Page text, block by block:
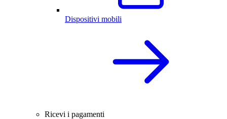
Dispositivi mobili
Ricevi i pagamenti